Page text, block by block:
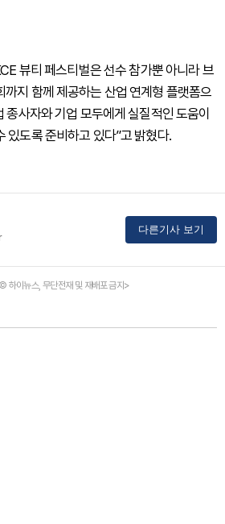
뷰티 페스티벌은 선수 참가뿐 아니라 브
까지 함께 제공하는 산업 연계형 플랫폼으
종사자와 기업 모두에게 실질적인 도움이
있도록 준비하고 있다”고 밝혔다.
다른기사 보기
하이뉴스, 무단전재 및 재배포 금지>